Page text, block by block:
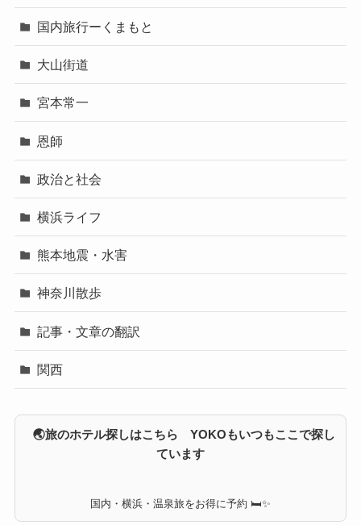
国内旅行ーくまもと
大山街道
宮本常一
恩師
政治と社会
横浜ライフ
熊本地震・水害
神奈川散歩
記事・文章の翻訳
関西
🌏旅のホテル探しはこちら YOKOもいつもここで探し
ています